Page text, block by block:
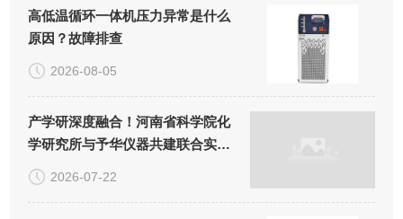
高低温循环一体机压力异常是什么
原因？故障排查
2026-08-05
产学研深度融合！河南省科学院化
学研究所与予华仪器共建联合实验
室正式揭牌
2026-07-22